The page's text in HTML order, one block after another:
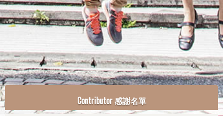
Contributor 感謝名單